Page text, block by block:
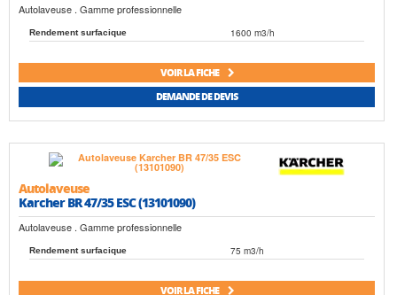
Autolaveuse . Gamme professionnelle
Rendement surfacique 1600 m3/h
VOIR LA FICHE
DEMANDE DE DEVIS
Autolaveuse
Karcher BR 47/35 ESC (13101090)
Autolaveuse . Gamme professionnelle
Rendement surfacique 75 m3/h
VOIR LA FICHE